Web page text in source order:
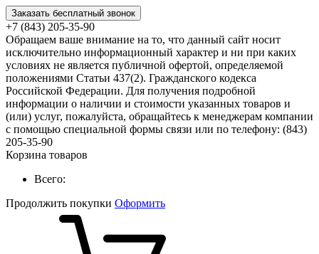
Заказать бесплатный звонок
+7 (843) 205-35-90
Обращаем ваше внимание на то, что данный сайт носит
исключительно информационный характер и ни при каких
условиях не является публичной офертой, определяемой
положениями Статьи 437(2). Гражданского кодекса
Российской Федерации. Для получения подробной
информации о наличии и стоимости указанных товаров и
(или) услуг, пожалуйста, обращайтесь к менеджерам компании
с помощью специальной формы связи или по телефону: (843)
205-35-90
Корзина товаров
Всего:
Продолжить покупки Оформить